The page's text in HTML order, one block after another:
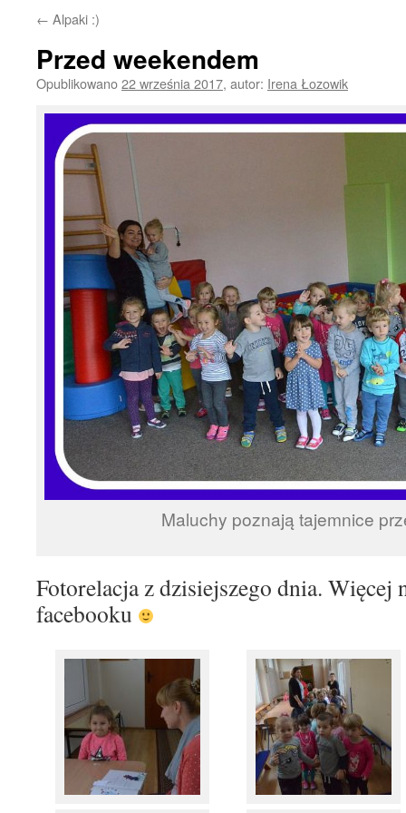
← Alpaki :)
Przed weekendem
Opublikowano22 września 2017, autor: Irena Łozowik
Maluchy poznają tajemnice
Fotorelacja z dzisiejszego dnia. Więcej
facebooku